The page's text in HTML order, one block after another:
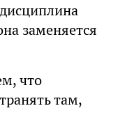
заменяется
что
там,